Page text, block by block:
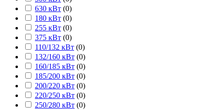
630 кВт (0)
180 кВт (0)
255 кВт (0)
375 кВт (0)
110/132 кВт (0)
132/160 кВт (0)
160/185 кВт (0)
185/200 кВт (0)
200/220 кВт (0)
220/250 кВт (0)
250/280 кВт (0)